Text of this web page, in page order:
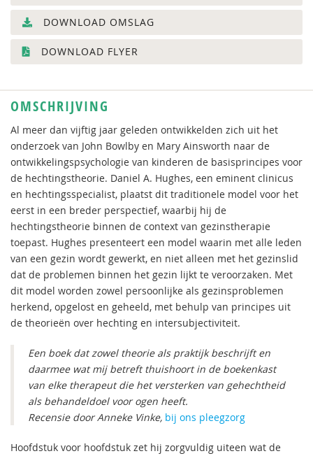
DOWNLOAD OMSLAG
DOWNLOAD FLYER
OMSCHRIJVING
Al meer dan vijftig jaar geleden ontwikkelden zich uit het
onderzoek van John Bowlby en Mary Ainsworth naar de
ontwikkelingspsychologie van kinderen de basisprincipes voor
de hechtingstheorie. Daniel A. Hughes, een eminent clinicus
en hechtingsspecialist, plaatst dit traditionele model voor het
eerst in een breder perspectief, waarbij hij de
hechtingstheorie binnen de context van gezinstherapie
toepast. Hughes presenteert een model waarin met alle leden
van een gezin wordt gewerkt, en niet alleen met het gezinslid
dat de problemen binnen het gezin lijkt te veroorzaken. Met
dit model worden zowel persoonlijke als gezinsproblemen
herkend, opgelost en geheeld, met behulp van principes uit
de theorieën over hechting en intersubjectiviteit.
Een boek dat zowel theorie als praktijk beschrijft en
daarmee wat mij betreft thuishoort in de boekenkast
van elke therapeut die het versterken van gehechtheid
als behandeldoel voor ogen heeft.
Recensie door Anneke Vinke, bij ons pleegzorg
Hoofdstuk voor hoofdstuk zet hij zorgvuldig uiteen wat de